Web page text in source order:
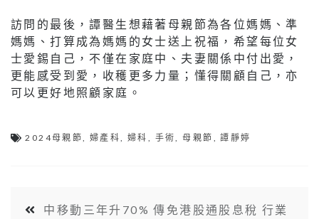
訪問的最後，譚醫生想藉著母親節為各位媽媽、準
媽媽、打算成為媽媽的女士送上祝福，希望每位女
士愛錫自己，不僅在家庭中、夫妻關係中付出愛，
更能感受到愛，收穫更多力量；懂得關顧自己，亦
可以更好地照顧家庭。
2024母親節,婦產科,婦科 , 手術,母親節 ,譚靜婷
中移動三年升70% 傳免港股通股息稅 行業